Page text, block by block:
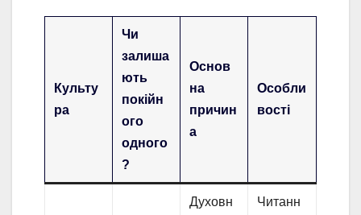
Культу
ра
Чи
залиша
ють
покійн
ого
одного
?
Основ
на
причин
а
Особли
вості
Духовн
Читанн